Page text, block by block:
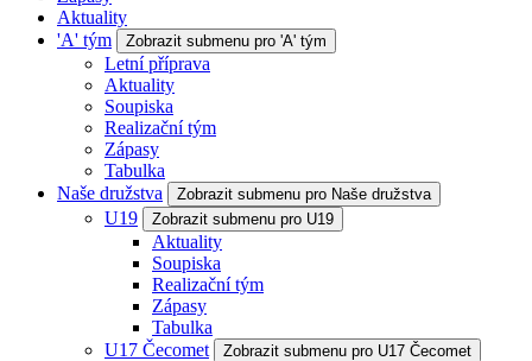
Aktuality
'A' tým
Zobrazit submenu pro 'A' tým
Letní příprava
Aktuality
Soupiska
Realizační tým
Zápasy
Tabulka
Naše družstva
Zobrazit submenu pro Naše družstva
U19 Zobrazit submenu pro U19
Aktuality
Soupiska
Realizační tým
Zápasy
Tabulka
U17 Čecomet
Zobrazit submenu pro U17 Čecomet